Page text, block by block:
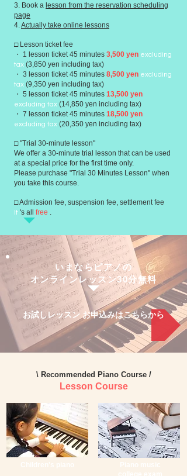
3. Book a lesson from the reservation scheduling
page
4.Actually take online lessons
□ Lesson ticket fee
・ 1 lesson ticket 45 minutes 3,500 yen excluding
tax (3,850 yen including tax)
・ 3 lesson ticket 45 minutes 8,500 yen excluding
tax (9,350 yen including tax)
・ 5 lesson ticket 45 minutes 13,500 yen
excluding tax (14,850 yen including tax)
・ 7 lesson ticket 45 minutes 18,500 yen
excluding tax (20,350 yen including tax)
□ "Trial 30-minute lesson"
We offer a 30-minute trial lesson that can be used
at a special price for the first time only.
Please purchase "Trial 30 Minutes Lesson" when
you take this course.
□ Admission fee, suspension fee, settlement fee
It 's all free .
いまならピアノの
オンラインレッスン30分無料
お試しレッスン お申込みはこちらから
\Recommended Piano Course /
Lesson Course